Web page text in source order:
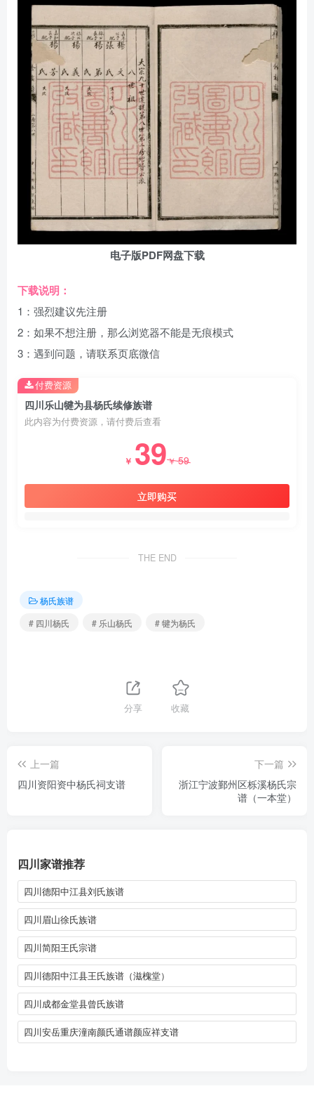
电子版PDF网盘下载
下载说明：
1：强烈建议先注册
2：如果不想注册，那么浏览器不能是无痕模式
3：遇到问题，请联系页底微信
四川乐山犍为县杨氏续修族谱
此内容为付费资源，请付费后查看
￥ 39￥59
立即购买
付费资源
THE END
杨氏族谱
# 四川杨氏
# 乐山杨氏 # 犍为杨氏
分享 收藏
上一篇
四川资阳资中杨氏祠支谱
下一篇
浙江宁波鄞州区栎溪杨氏宗
谱（一本堂）
四川家谱推荐
四川德阳中江县刘氏族谱
四川眉山徐氏族谱
四川简阳王氏宗谱
四川德阳中江县王氏族谱（滋槐堂）
四川成都金堂县曾氏族谱
四川安岳重庆潼南颜氏通谱颜应祥支谱